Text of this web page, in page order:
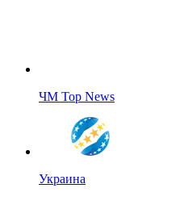
ЧМ Top News
Украина